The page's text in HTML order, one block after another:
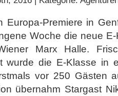
Europa-Premiere in
Woche die neue
Marx Halle.
wurde die E-Klasse in
vor 250 Gästen
übernahm Stargast